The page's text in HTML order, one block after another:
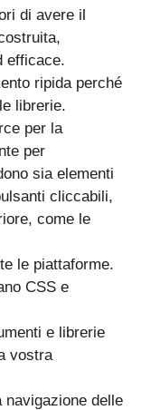
di avere il
efficace.
ripida perché
librerie.
per la
per
sia elementi
cliccabili,
come le
le piattaforme.
CSS e
e librerie
vostra
delle